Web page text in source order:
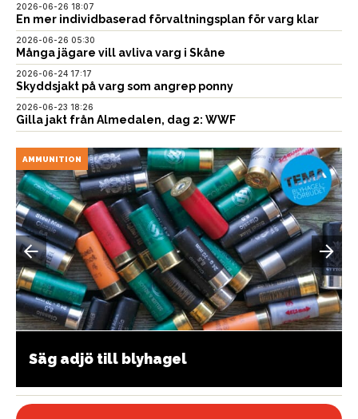
2026-06-26 18:07
En mer individbaserad förvaltningsplan för varg klar
2026-06-26 05:30
Många jägare vill avliva varg i Skåne
2026-06-24 17:17
Skyddsjakt på varg som angrep ponny
2026-06-23 18:26
Gilla jakt från Almedalen, dag 2: WWF
AMMUNITION
Säg adjö till blyhagel